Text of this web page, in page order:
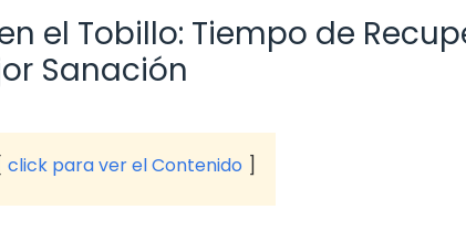
el Tobillo: Tiempo de
Sanación
click para ver el Contenido